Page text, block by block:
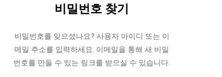
비밀번호 찾기
비밀번호를 잊으셨나요? 사용자 아이디 또는 이
메일 주소를 입력하세요. 이메일을 통해 새 비밀
번호를 만들 수 있는 링크를 받으실 수 있습니다.